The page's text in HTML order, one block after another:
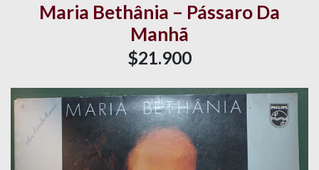
Maria Bethânia – Pássaro Da
Manhã
$21.900